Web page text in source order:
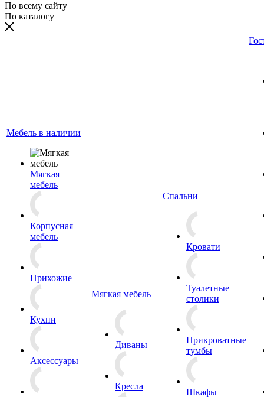
По всему сайту
По каталогу
Мебель в наличии
Мягкая
мебель
Корпусная
мебель
Прихожие
Кухни
Аксессуары
Мягкая мебель
Диваны
Кресла
Спальни
Кровати
Туалетные
столики
Прикроватные
тумбы
Шкафы